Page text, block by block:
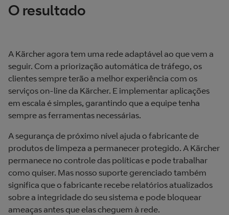
O resultado
A Kärcher agora tem uma rede adaptável ao que vem a
seguir. Com a priorização automática de tráfego, os
clientes sempre terão a melhor experiência com os
serviços on-line da Kärcher. E implementar aplicações
em escala é simples, garantindo que a equipe tenha
sempre as ferramentas necessárias.
A segurança de próximo nível ajuda o fabricante de
produtos de limpeza a permanecer protegido. A Kärcher
permanece no controle das políticas e pode trabalhar
como quiser. Mas nosso suporte gerenciado também
significa que o fabricante recebe relatórios atualizados
sobre a integridade do seu sistema e pode bloquear
ameaças antes que elas cheguem à rede.